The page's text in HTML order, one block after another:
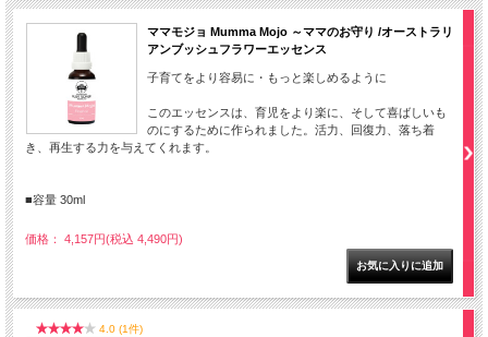
ママモジョ Mumma Mojo ～ママのお守り /オーストラリ
アンブッシュフラワーエッセンス
子育てをより容易に・もっと楽しめるように
このエッセンスは、育児をより楽に、そして喜ばしいも
のにするために作られました。活力、回復力、落ち着
き、再生する力を与えてくれます。
■容量 30ml
価格： 4,157円(税込 4,490円)
4.0 (1件)